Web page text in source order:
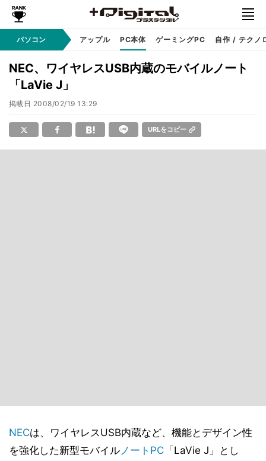
パソコンWindows アップル PC本体 ゲーミングPC 自作 / テクノ
NEC、ワイヤレスUSB内蔵のモバイルノート
「LaVie J」
掲載日 2008/02/19 13:29
URLをコピー
NECは、ワイヤレスUSB内蔵など、機能とデザイン性
を強化した新型モバイルノートPC 「LaVie J」とし